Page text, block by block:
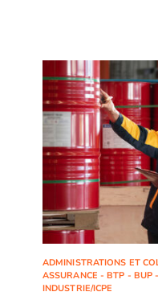
ADMINISTRATIONS ET
ASSURANCE - BTP - BUP
INDUSTRIE/ICPE